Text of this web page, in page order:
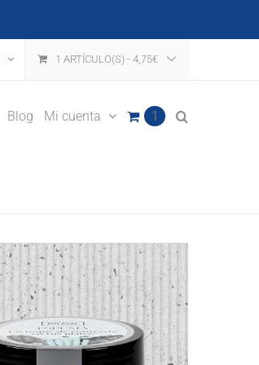
1 ARTÍCULO(S) - 4,75€
Blog Mi cuenta 1